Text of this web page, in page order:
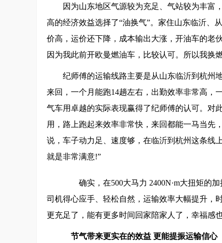
因为山东地区气源较为充足、气站较为丰富
高的经济效益选择了“油换气”。家住山东临沂、
价高，运价还下降，成本输出大涨，开油车的老
因为我此前开欧曼燃油车，比较认可。所以我换
纪师傅的运输线路主要是从山东临沂到杭州
来回，一个月能跑14趟左右，出勤效率非常高，
气车用卓越的实际表现赢得了纪师傅的认可。对
用，路上跑起来效率非常快，来回都能一马当先
说，车子动力足、速度够，在临沂到杭州这条线
就是非常满意!”
确实，在500大马力 2400N·m大扭矩的加
司机得心应手、轻松自然，运输效率大幅提升，
更充足了，能有更多时间回家陪家人了，幸福感
节气带来更实在的效益 更能提振运输信心